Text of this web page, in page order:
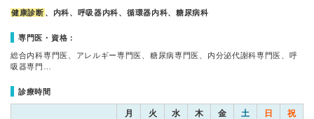
健康診断 、内科、呼吸器内科、循環器内科、糖尿病科
専門医・資格：
総合内科専門医、アレルギー専門医、糖尿病専門医、内分泌代謝科専門医、呼
吸器専門…
診療時間
月 火 水 木 金 土 日 祝